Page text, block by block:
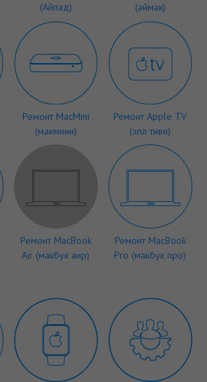
(Айпад)
(аймак)
Ремонт MacMini
(макмини)
Ремонт Apple TV
(эпл тиви)
Ремонт MacBook
Air (макбук аир)
Ремонт MacBook
Pro (макбук про)